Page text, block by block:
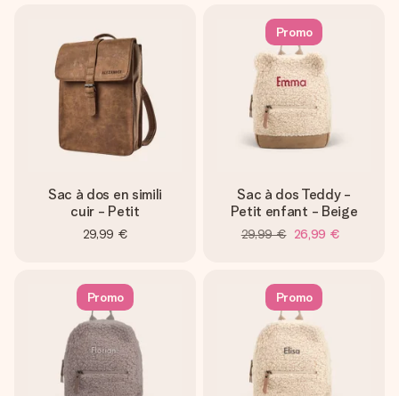
Sac à dos en simili
cuir - Petit
29,99 €
Promo
Sac à dos Teddy -
Petit enfant - Beige
29,99 € 26,99 €
Promo Promo